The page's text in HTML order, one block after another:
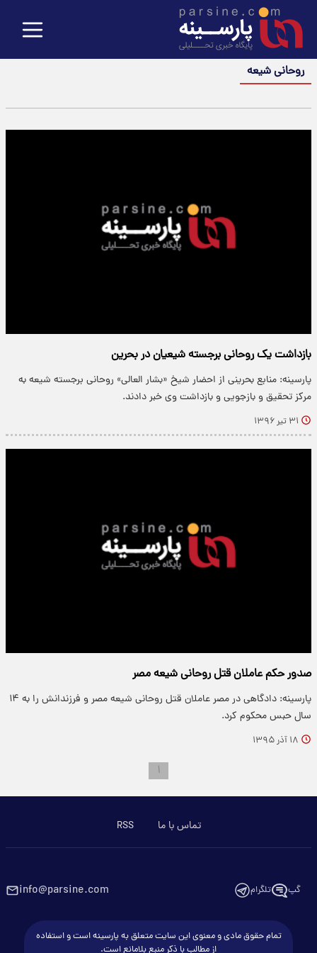
روحانی شیعه
بازداشت یک روحانی برجسته شیعیان در بحرین
پارسینه: منابع بحرینی از احضار شیخ «بشار العالی» روحانی برجسته شیعه به
مرکز تحقیق و بازجویی و بازداشت وی خبر دادند.
۳۱ تیر ۱۳۹۶
صدور حکم عاملان قتل روحانی شیعه مصر
پارسینه: دادگاهی در مصر عاملان قتل روحانی شیعه مصر و فرزندانش را به ۱۴
سال حبس محکوم کرد.
۱۸ آذر ۱۳۹۵
۱
تماس با ما RSS
گپ تلگرام info@parsine.com
تمام حقوق مادی و معنوی این سایت متعلق به پارسینه است و استفاده
از مطالب با ذکر منبع بلامانع است.